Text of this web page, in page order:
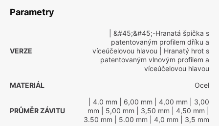
Parametry
VERZE
| &#45;&#45;-Hranatá špička s
patentovaným profilem dříku a
víceúčelovou hlavou | Hranatý hrot s
patentovaným vlnovým profilem a
víceúčelovou hlavou
MATERIÁL
Ocel
PRŮMĚR ZÁVITU
| 4.0 mm | 6,00 mm | 4,00 mm | 3,00
mm | 5,00 mm | 3,50 mm | 4,50 mm
3.50 mm | 5.00 mm | 4,0 mm | 3,5 mm